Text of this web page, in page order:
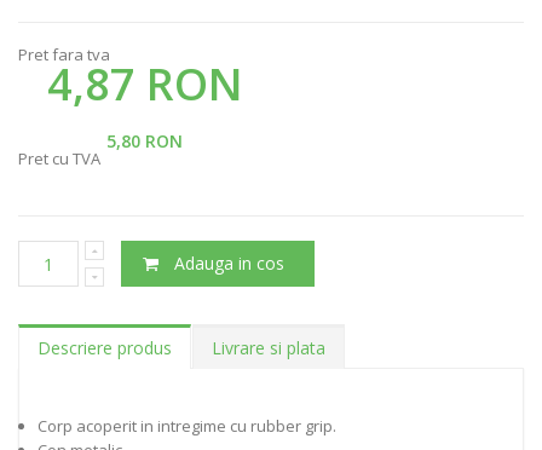
Pret fara tva
4,87 RON
5,80 RON
Pret cu TVA
Adauga in cos
Descriere produs Livrare si plata
Corp acoperit in intregime cu rubber grip.